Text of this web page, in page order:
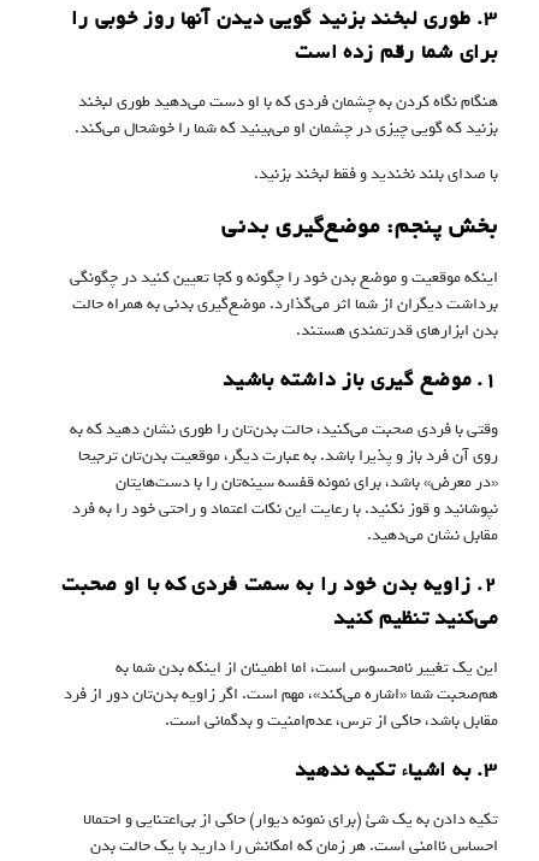
۳. طوری لبخند بزنید گویی دیدن آنها روز خوبی را
برای شما رقم زده است
هنگام نگاه کردن به چشمان فردی که با او دست می‌دهید طوری لبخند
بزنید که گویی چیزی در چشمان او می‌بینید که شما را خوشحال می‌کند.
با صدای بلند نخندید و فقط لبخند بزنید.
بخش پنجم: موضع‌گیری بدنی
اینکه موقعیت و موضع بدن خود را چگونه و کجا تعیین کنید در چگونگی
برداشت دیگران از شما اثر می‌گذارد. موضع‌گیری بدنی به همراه حالت
بدن ابزارهای قدرتمندی هستند.
۱. موضع گیری باز داشته باشید
وقتی با فردی صحبت می‌کنید، حالت بدن‌تان را طوری نشان دهید که به
روی آن فرد باز و پذیرا باشد. به عبارت دیگر، موقعیت بدن‌تان ترجیحا
«در معرض» باشد، برای نمونه قفسه سینه‌تان را با دست‌هایتان
نپوشانید و قوز نکنید. با رعایت این نکات اعتماد و راحتی خود را به فرد
مقابل نشان می‌دهید.
۲. زاویه بدن‌ خود را به سمت فردی که با او صحبت
می‌کنید تنظیم کنید
این یک تغییر نامحسوس است، اما اطمینان از اینکه بدن شما به
هم‌صحبت شما «اشاره می‌کند»، مهم است. اگر زاویه بدن‌تان دور از فرد
مقابل باشد، حاکی از ترس، عدم‌امنیت و بدگمانی است.
۳. به اشیاء تکیه ندهید
تکیه دادن به یک شئ (برای نمونه دیوار) حاکی از بی‌اعتنایی و احتمالا
احساس ناامنی است. هر زمان که امکانش را دارید با یک حالت بدن